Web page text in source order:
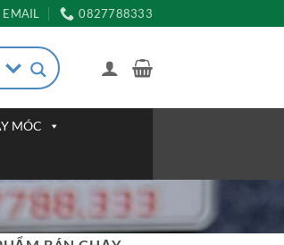
EMAIL 0827788333
MÓC